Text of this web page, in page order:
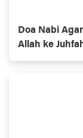
Doa Nabi
Allah ke